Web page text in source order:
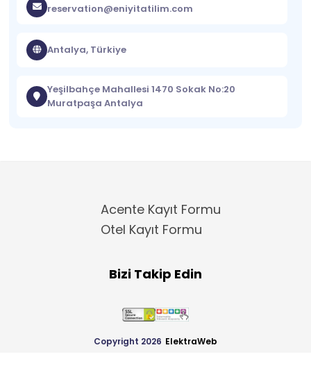
reservation@eniyitatilim.com
Antalya, Türkiye
Yeşilbahçe Mahallesi 1470 Sokak No:20
Muratpaşa Antalya
Acente Kayıt Formu
Otel Kayıt Formu
Bizi Takip Edin
Copyright 2026 ElektraWeb